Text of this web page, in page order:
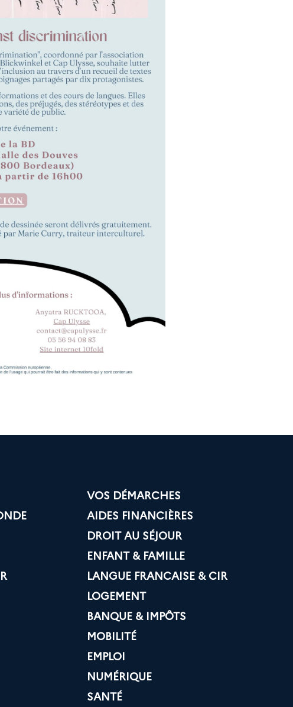
VOS DÉMARCHES
AIDES FINANCIÈRES
DROIT AU SÉJOUR
ENFANT & FAMILLE
LANGUE FRANCAISE & CIR
LOGEMENT
BANQUE & IMPÔTS
MOBILITÉ
EMPLOI
NUMÉRIQUE
SANTÉ